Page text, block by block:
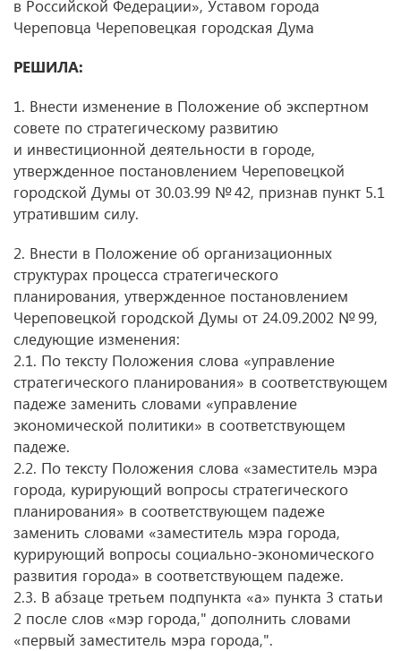
в Российской Федерации», Уставом города
Череповца Череповецкая городская Дума
РЕШИЛА:
1. Внести изменение в Положение об экспертном
совете по стратегическому развитию
и инвестиционной деятельности в городе,
утвержденное постановлением Череповецкой
городской Думы от 30.03.99 № 42, признав пункт 5.1
утратившим силу.
2. Внести в Положение об организационных
структурах процесса стратегического
планирования, утвержденное постановлением
Череповецкой городской Думы от 24.09.2002 № 99,
следующие изменения:
2.1. По тексту Положения слова «управление
стратегического планирования» в соответствующем
падеже заменить словами «управление
экономической политики» в соответствующем
падеже.
2.2. По тексту Положения слова «заместитель мэра
города, курирующий вопросы стратегического
планирования» в соответствующем падеже
заменить словами «заместитель мэра города,
курирующий вопросы социально-экономического
развития города» в соответствующем падеже.
2.3. В абзаце третьем подпункта «а» пункта 3 статьи
2 после слов «мэр города," дополнить словами
«первый заместитель мэра города,".